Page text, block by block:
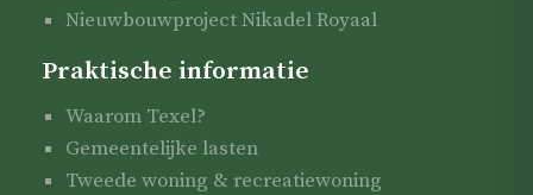
Nieuwbouwproject Nikadel Royaal
Praktische informatie
Waarom Texel?
Gemeentelijke lasten
Tweede woning & recreatiewoning